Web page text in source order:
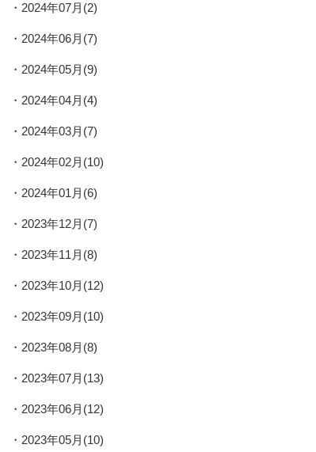
2024年07月(2)
2024年06月(7)
2024年05月(9)
2024年04月(4)
2024年03月(7)
2024年02月(10)
2024年01月(6)
2023年12月(7)
2023年11月(8)
2023年10月(12)
2023年09月(10)
2023年08月(8)
2023年07月(13)
2023年06月(12)
2023年05月(10)